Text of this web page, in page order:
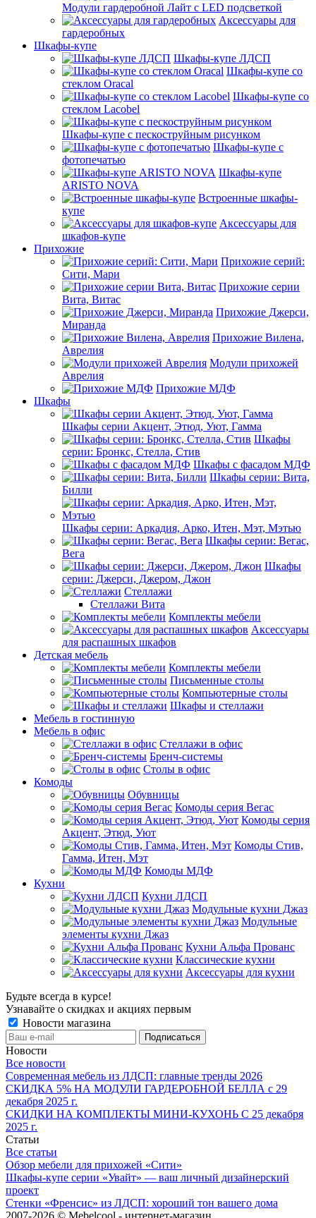
Модули гардеробной Лайт с LED подсветкой
Аксессуары для
гардеробных
Шкафы-купе
Шкафы-купе ЛДСП
Шкафы-купе со
стеклом Oracal
Шкафы-купе со
стеклом Lacobel
Шкафы-купе с пескоструйным рисунком
Шкафы-купе с
фотопечатью
Шкафы-купе
ARISTO NOVA
Встроенные шкафы-
купе
Аксессуары для
шкафов-купе
Прихожие
Прихожие серий:
Сити, Мари
Прихожие серии
Вита, Витас
Прихожие Джерси,
Миранда
Прихожие Вилена,
Аврелия
Модули прихожей
Аврелия
Прихожие МДФ
Шкафы
Шкафы серии Акцент, Этюд, Уют, Гамма
Шкафы
серии: Бронкс, Стелла, Стив
Шкафы с фасадом МДФ
Шкафы серии: Вита,
Билли
Шкафы серии: Аркадия, Арко, Итен, Мэт, Мэтью
Шкафы серии: Вегас,
Вега
Шкафы
серии: Джерси, Джером, Джон
Стеллажи
Стеллажи Вита
Комплекты мебели
Аксессуары
для распашных шкафов
Детская мебель
Комплекты мебели
Письменные столы
Компьютерные столы
Шкафы и стеллажи
Мебель в гостинную
Мебель в офис
Стеллажи в офис
Бренч-системы
Столы в офис
Комоды
Обувницы
Комоды серия Вегас
Комоды серия
Акцент, Этюд, Уют
Комоды Стив,
Гамма, Итен, Мэт
Комоды МДФ
Кухни
Кухни ЛДСП
Модульные кухни Джаз
Модульные
элементы кухни Джаз
Кухни Альфа Прованс
Классические кухни
Аксессуары для кухни
Будьте всегда в курсе!
Узнавайте о скидках и акциях первым
Новости магазина
Новости
Все новости
Современная мебель из ЛДСП: главные тренды 2026
СКИДКА 5% НА МОДУЛИ ГАРДЕРОБНОЙ БЕЛЛА с 29
декабря 2025 г.
СКИДКИ НА КОМПЛЕКТЫ МИНИ-КУХОНЬ С 25 декабря
2025 г.
Статьи
Все статьи
Обзор мебели для прихожей «Сити»
Шкафы-купе серии «Увайт» — ваш личный дизайнерский
проект
Стенки «Френсис» из ЛДСП: хороший тон вашего дома
2007-2026 © Mebelcool - интернет-магазин